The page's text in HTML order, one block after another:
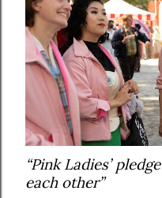
“Pink Ladies’
each other”